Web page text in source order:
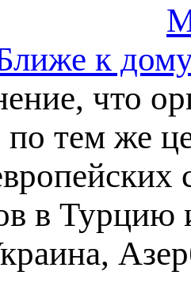
к
что
тем же
в Турцию